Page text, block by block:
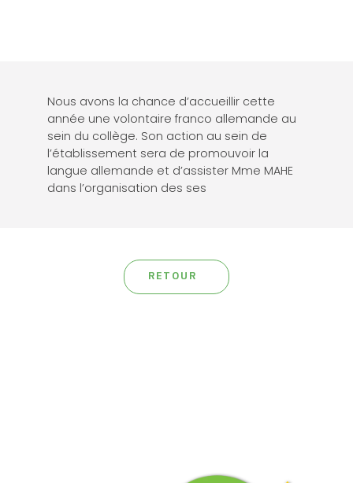
Nous avons la chance d’accueillir cette
année une volontaire franco allemande au
sein du collège. Son action au sein de
l’établissement sera de promouvoir la
langue allemande et d’assister Mme MAHE
dans l’organisation des ses
RETOUR